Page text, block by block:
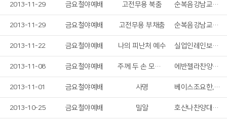
2013-11-29 금요철야예배 고전무용 북춤 순복음강남교회무용선교팀
2013-11-29 금요철야예배 고전무용 부채춤 순복음강남교회무용선교팀
2013-11-22 금요철야예배 나의 피난처 예수 실업인레인보우찬양팀
2013-11-08 금요철야예배 주께 두 손 모아 비나니 에반젤라찬양팀(전도실)
2013-11-01 금요철야예배 사명 베이스조요한,알토안세라
2013-10-25 금요철야예배 밀알 호산나찬양대지휘자유헌국